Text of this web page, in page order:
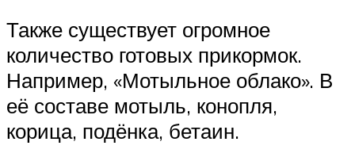
Также существует огромное
количество готовых прикормок.
Например, «Мотыльное облако». В
её составе мотыль, конопля,
корица, подёнка, бетаин.